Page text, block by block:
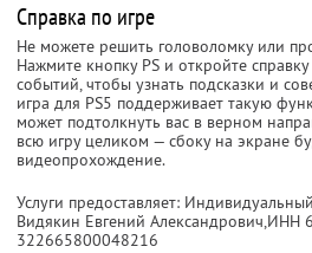
Справка по игре
Не можете решить головоломку или
Нажмите кнопку PS и откройте
событий, чтобы узнать подсказки и
игра для PS5 поддерживает такую
может подтолкнуть вас в верном
всю игру целиком — сбоку на экране
видеопрохождение.
Услуги предоставляет:
Видякин Евгений Александрович,ИНН
322665800048216